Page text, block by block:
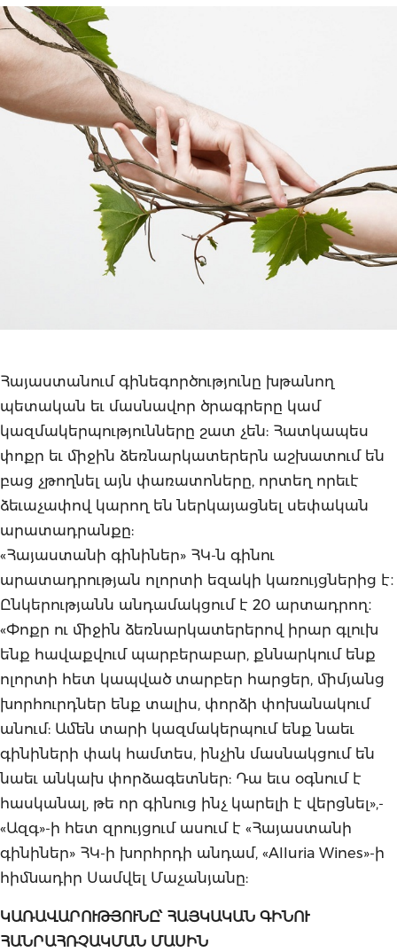
Հայաստանում գինեգործությունը խթանող
պետական եւ մասնավոր ծրագրերը կամ
կազմակերպությունները շատ չեն: Հատկապես
փոքր եւ միջին ձեռնարկատերերն աշխատում են
բաց չթողնել այն փառատոները, որտեղ որեւէ
ձեւաչափով կարող են ներկայացնել սեփական
արատադրանքը:
«Հայաստանի գինիներ» ՀԿ-ն գինու
արատադրության ոլորտի եզակի կառույցներից է։
Ընկերությանն անդամակցում է 20 արտադրող։
«Փոքր ու միջին ձեռնարկատերերով իրար գլուխ
ենք հավաքվում պարբերաբար, քննարկում ենք
ոլորտի հետ կապված տարբեր հարցեր, միմյանց
խորհուրդներ ենք տալիս, փորձի փոխանակում
անում: Ամեն տարի կազմակերպում ենք նաեւ
գինիների փակ համտես, ինչին մասնակցում են
նաեւ անկախ փորձագետներ: Դա եւս օգնում է
հասկանալ, թե որ գինուց ինչ կարելի է վերցնել»,-
«Ազգ»-ի հետ զրույցում ասում է «Հայաստանի
գինիներ» ՀԿ-ի խորհրդի անդամ, «Alluria Wines»-ի
հիմնադիր Սամվել Մաչանյանը:
ԿԱՌԱՎԱՐՈՒԹՅՈՒՆԸ՝ ՀԱՅԿԱԿԱՆ ԳԻՆՈՒ
ՀԱՆՐԱՀՌՉԱԿՄԱՆ ՄԱՍԻՆ